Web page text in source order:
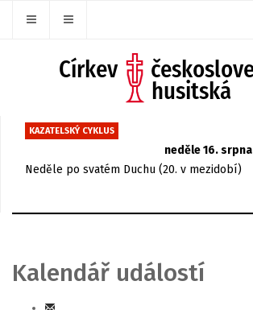
KAZATELSKÝ CYKLUS
neděle 16. srpna
Neděle po svatém Duchu (20. v mezidobí)
Kalendář událostí